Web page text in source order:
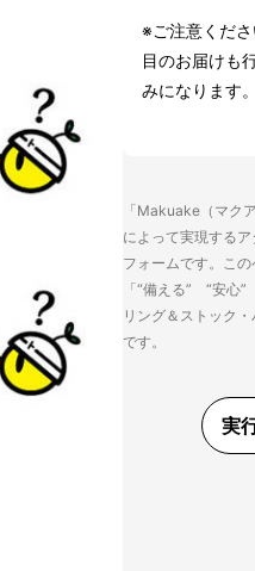
※ご注意くだ
目のお届けも
みになります。
「Makuake（マク
によって実現する
フォームです。こ
「“備える” “安心
リング＆ストック
です。
実